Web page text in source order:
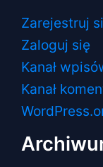
Zarejestruj
Zaloguj się
Kanał
Kanał